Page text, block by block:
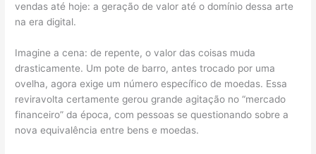
vendas até hoje: a geração de valor até o domínio dessa arte
na era digital.
Imagine a cena: de repente, o valor das coisas muda
drasticamente. Um pote de barro, antes trocado por uma
ovelha, agora exige um número específico de moedas. Essa
reviravolta certamente gerou grande agitação no “mercado
financeiro” da época, com pessoas se questionando sobre a
nova equivalência entre bens e moedas.